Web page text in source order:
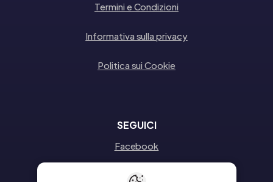
Termini e Condizioni
Informativa sulla privacy
Politica sui Cookie
SEGUICI
Facebook
Instagram